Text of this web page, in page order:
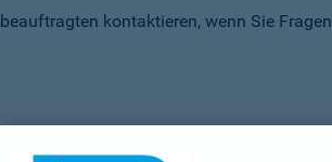
kontaktieren, wenn Sie